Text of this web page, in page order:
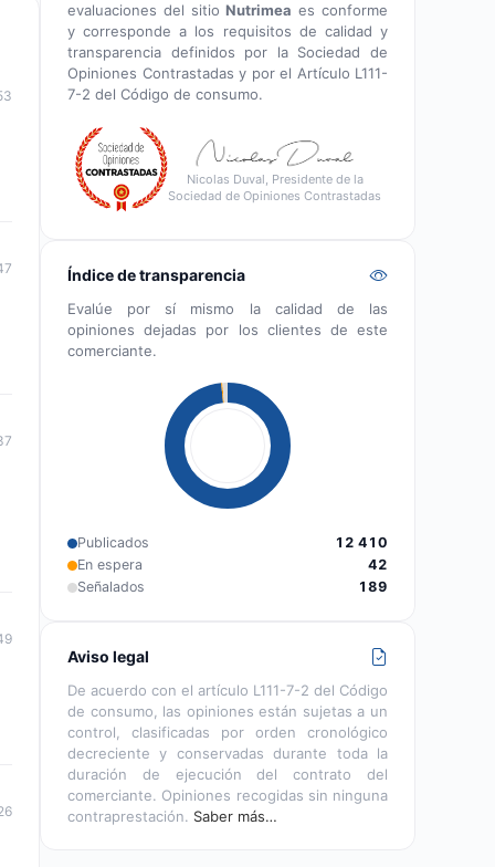
evaluaciones del sitioNutrimea es conforme
y corresponde a los requisitos de calidad y
transparencia definidos por la Sociedad de
Opiniones Contrastadas y por el Artículo L111-
7-2 del Código de consumo.
Nicolas Duval, Presidente de la
Sociedad de Opiniones Contrastadas
Índice de transparencia
Evalúe por sí mismo la calidad de las
opiniones dejadas por los clientes de este
comerciante.
Publicados
12 410
En espera
42
Señalados
189
Aviso legal
De acuerdo con el artículo L111-7-2 del Código
de consumo, las opiniones están sujetas a un
control, clasificadas por orden cronológico
decreciente y conservadas durante toda la
duración de ejecución del contrato del
comerciante. Opiniones recogidas sin ninguna
contraprestación. Saber más…